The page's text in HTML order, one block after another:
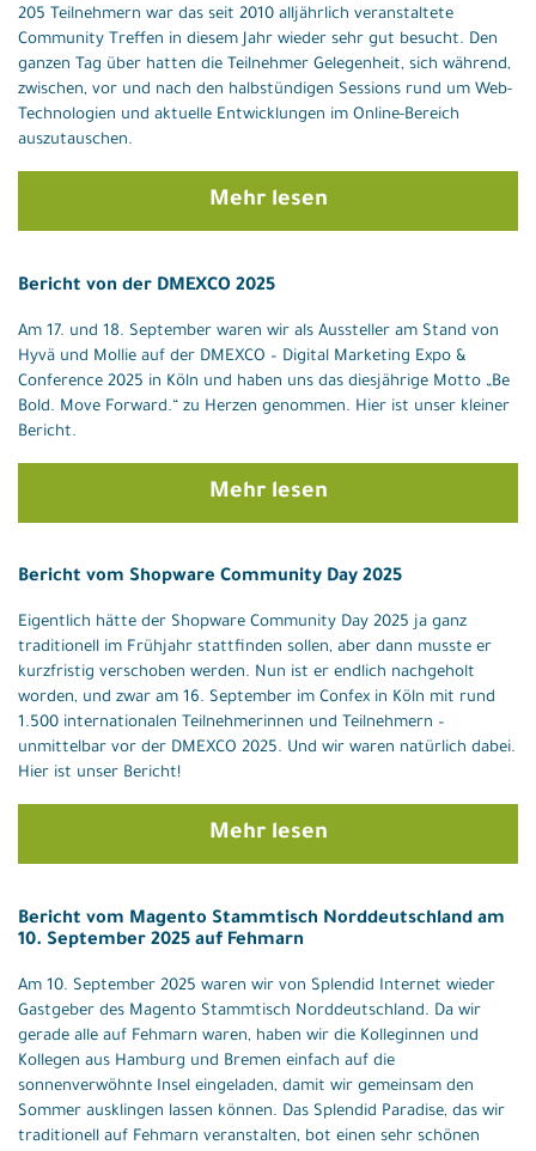
205 Teilnehmern war das seit 2010 alljährlich veranstaltete
Community Treffen in diesem Jahr wieder sehr gut besucht. Den
ganzen Tag über hatten die Teilnehmer Gelegenheit, sich während,
zwischen, vor und nach den halbstündigen Sessions rund um Web-
Technologien und aktuelle Entwicklungen im Online-Bereich
auszutauschen.
Mehr lesen
Bericht von der DMEXCO 2025
Am 17. und 18. September waren wir als Aussteller am Stand von
Hyvä und Mollie auf der DMEXCO – Digital Marketing Expo &
Conference 2025 in Köln und haben uns das diesjährige Motto „Be
Bold. Move Forward.“ zu Herzen genommen. Hier ist unser kleiner
Bericht.
Mehr lesen
Bericht vom Shopware Community Day 2025
Eigentlich hätte der Shopware Community Day 2025 ja ganz
traditionell im Frühjahr stattfinden sollen, aber dann musste er
kurzfristig verschoben werden. Nun ist er endlich nachgeholt
worden, und zwar am 16. September im Confex in Köln mit rund
1.500 internationalen Teilnehmerinnen und Teilnehmern –
unmittelbar vor der DMEXCO 2025. Und wir waren natürlich dabei.
Hier ist unser Bericht!
Mehr lesen
Bericht vom Magento Stammtisch Norddeutschland am
10. September 2025 auf Fehmarn
Am 10. September 2025 waren wir von Splendid Internet wieder
Gastgeber des Magento Stammtisch Norddeutschland. Da wir
gerade alle auf Fehmarn waren, haben wir die Kolleginnen und
Kollegen aus Hamburg und Bremen einfach auf die
sonnenverwöhnte Insel eingeladen, damit wir gemeinsam den
Sommer ausklingen lassen können. Das Splendid Paradise, das wir
traditionell auf Fehmarn veranstalten, bot einen sehr schönen